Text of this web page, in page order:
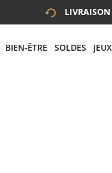
LIVRAISON
BIEN-ÊTRE SOLDES
RECHERCHE